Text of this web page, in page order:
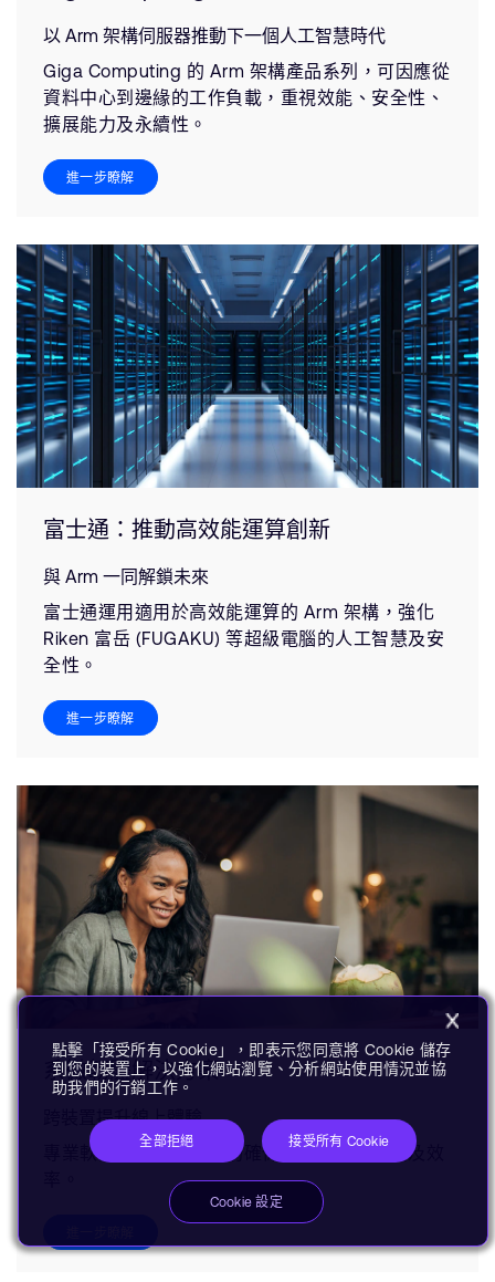
以 Arm 架構伺服器推動下一個人工智慧時代
Giga Computing 的 Arm 架構產品系列，可因應從
資料中心到邊緣的工作負載，重視效能、安全性、
擴展能力及永續性。
進一步瞭解
富士通：推動高效能運算創新
與 Arm 一同解鎖未來
富士通運用適用於高效能運算的 Arm 架構，強化
Riken 富岳 (FUGAKU) 等超級電腦的人工智慧及安
全性。
進一步瞭解
系微韌體解決方案
跨裝置提升線上體驗
專業軟體在幕後運作協助確保安全性、可靠度及效
點擊「接受所有 Cookie」，即表示您同意將 Cookie 儲存
到您的裝置上，以強化網站瀏覽、分析網站使用情況並協
助我們的行銷工作。
全部拒絕 接受所有 Cookie
Cookie 設定